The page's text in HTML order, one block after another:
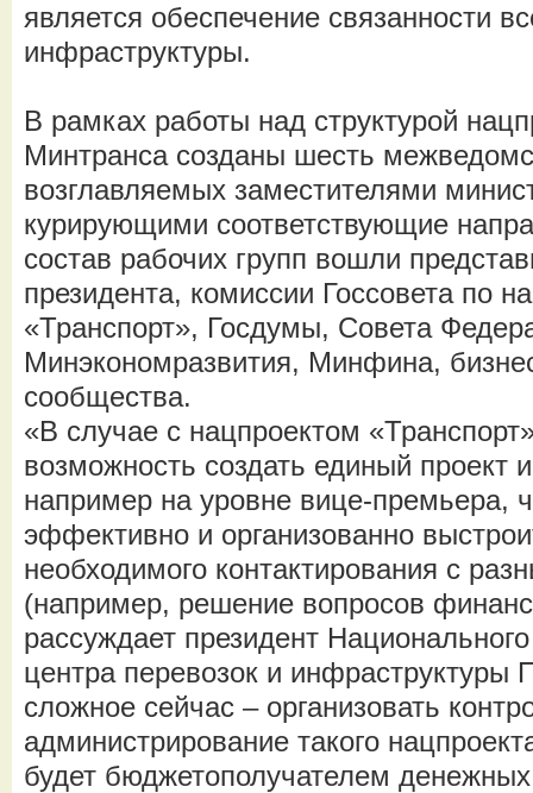
является обеспечение связанности
инфраструктуры.
В рамках работы над структурой
Минтранса созданы шесть
возглавляемых заместителями
курирующими соответствующие
состав рабочих групп вошли
президента, комиссии Госсовета по
«Транспорт», Госдумы, Совета
Минэкономразвития, Минфина,
сообщества.
«В случае с нацпроектом
возможность создать единый проект
например на уровне вице-премьера,
эффективно и организованно
необходимого контактирования с
(например, решение вопросов
рассуждает президент
центра перевозок и
сложное сейчас – организовать
администрирование такого
будет бюджетополучателем денежных